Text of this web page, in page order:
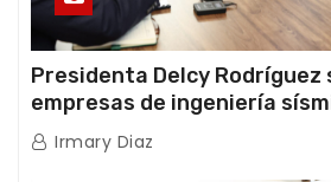
Presidenta Delcy Rodríguez
empresas de ingeniería
International y TFI Solutions
Irmary Diaz